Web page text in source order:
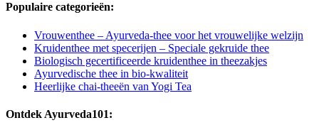
Populaire categorieën:
Vrouwenthee – Ayurveda-thee voor het vrouwelijke welzijn
Kruidenthee met specerijen – Speciale gekruide thee
Biologisch gecertificeerde kruidenthee in theezakjes
Ayurvedische thee in bio-kwaliteit
Heerlijke chai-theeën van Yogi Tea
Ontdek Ayurveda101: